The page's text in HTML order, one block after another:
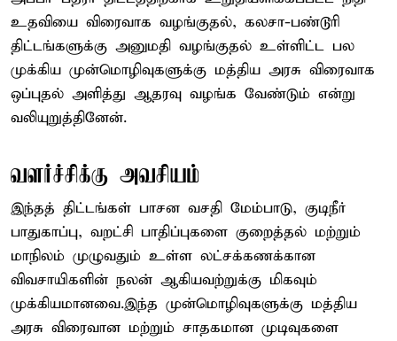
உதவியை விரைவாக வழங்குதல், கலசா-பண்டூரி
திட்டங்களுக்கு அனுமதி வழங்குதல் உள்ளிட்ட பல
முக்கிய முன்மொழிவுகளுக்கு மத்திய அரசு விரைவாக
ஒப்புதல் அளித்து ஆதரவு வழங்க வேண்டும் என்று
வலியுறுத்தினேன்.
வளர்ச்சிக்கு அவசியம்
இந்தத் திட்டங்கள் பாசன வசதி மேம்பாடு, குடிநீர்
பாதுகாப்பு, வறட்சி பாதிப்புகளை குறைத்தல் மற்றும்
மாநிலம் முழுவதும் உள்ள லட்சக்கணக்கான
விவசாயிகளின் நலன் ஆகியவற்றுக்கு மிகவும்
முக்கியமானவை.இந்த முன்மொழிவுகளுக்கு மத்திய
அரசு விரைவான மற்றும் சாதகமான முடிவுகளை